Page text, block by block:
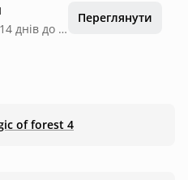
Повне повернення: за 14 днів до дати заїзду
Переглянути
of forest 4